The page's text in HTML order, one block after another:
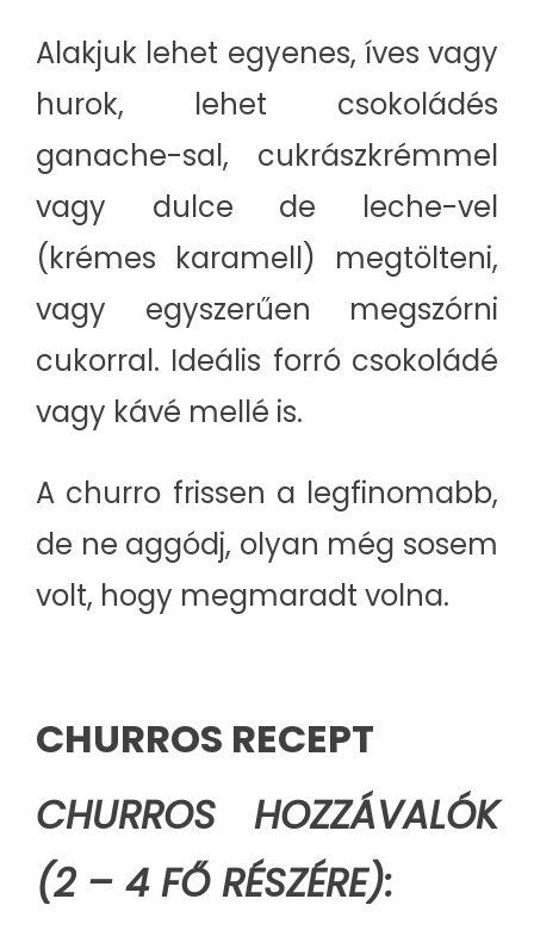
Alakjuk lehet egyenes, íves vagy
hurok, lehet csokoládés
ganache-sal, cukrászkrémmel
vagy dulce de leche-vel
(krémes karamell) megtölteni,
vagy egyszerűen megszórni
cukorral. Ideális forró csokoládé
vagy kávé mellé is.
A churro frissen a legfinomabb,
de ne aggódj, olyan még sosem
volt, hogy megmaradt volna.
CHURROS RECEPT
CHURROS HOZZÁVALÓK
(2 – 4 FŐ RÉSZÉRE):